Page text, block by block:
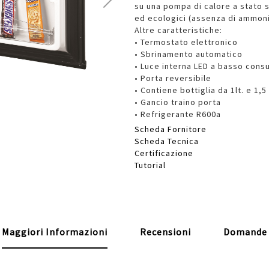
su una pompa di calore a stato
ed ecologici (assenza di
Altre caratteristiche:
• Termostato elettronico
• Sbrinamento automatico
• Luce interna LED a basso
• Porta reversibile
• Contiene bottiglia da 1lt. e
• Gancio traino porta
• Refrigerante R600a
Scheda Fornitore
Scheda Tecnica
Certificazione
Tutorial
Maggiori Informazioni Recensioni Domande